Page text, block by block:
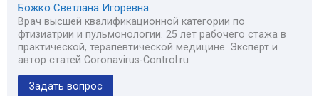
Божко Светлана Игоревна
Врач высшей квалификационной категории по
фтизиатрии и пульмонологии. 25 лет рабочего стажа в
практической, терапевтической медицине. Эксперт и
автор статей Coronavirus-Control.ru
Задать вопрос